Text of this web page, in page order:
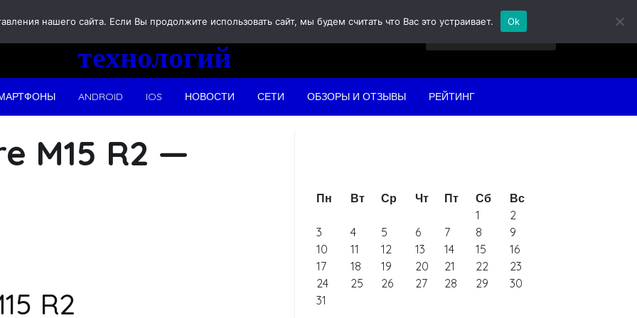
Новости
технологий
ANDROID IOS НОВОСТИ СЕТИ ОБЗОРЫ И ОТЗЫВЫ РЕЙТИНГ
M15 R2 —
R2
Пн Вт Ср Чт Пт Сб
Вс
1
2
3
4 5 6 7 8
9
10
11 12 13 14 15
16
17
18 19 20 21 22
23
24
25 26 27 28 29
30
31
нашего сайта. Если Вы продолжите использовать сайт, мы будем считать что Вас это устраивает. Ok